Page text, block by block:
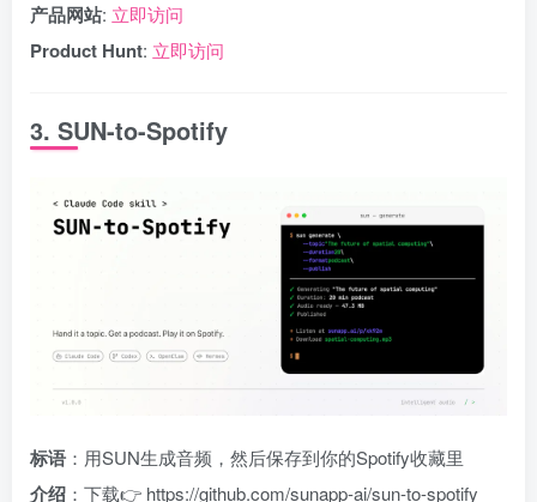
产品网站: 立即访问
Product Hunt: 立即访问
3. SUN-to-Spotify
标语 ：用SUN生成音频，然后保存到你的Spotify收藏里
介绍 ：下载👉 https://github.com/sunapp-ai/sun-to-spotify